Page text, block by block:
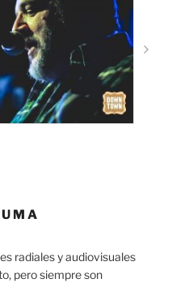
radiales y audiovisuales
pero siempre son